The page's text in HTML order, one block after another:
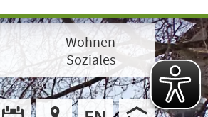
Wohnen
Soziales